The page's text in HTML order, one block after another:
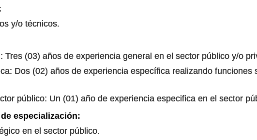
y/o técnicos.
Tres (03) años de experiencia general en el sector público y/o
Dos (02) años de experiencia específica realizando funciones
público: Un (01) año de experiencia especifica en el sector
especialización:
en el sector público.